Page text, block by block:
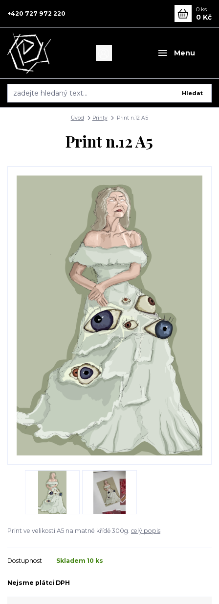
Menu
Hledat
+420 727 972 220
0 ks
0 Kč
Úvod Printy Print n.12 A5
Print n.12 A5
Print ve velikosti A5 na matné křídě 300g. celý popis
Dostupnost Skladem 10 ks
Nejsme plátci DPH